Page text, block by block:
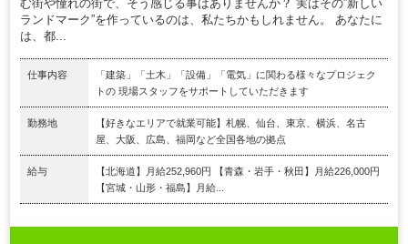
む街や憧れの街で、そう感じる事はありませんか？ 実はその”新しい
ランドマーク”を作っているのは、私たちかもしれません。 あなたに
は、都...
仕事内容
「建築」「土木」「設備」「電気」に関わる様々なプロジェク
トの 現場スタッフをサポートしていただきます
勤務地
【好きなエリアで就業可能】札幌、仙台、東京、横浜、名古
屋、大阪、広島、福岡など全国各地の拠点
給与
【北海道】月給252,960円 【青森・岩手・秋田】月給226,000円
【宮城・山形・福島】月給...